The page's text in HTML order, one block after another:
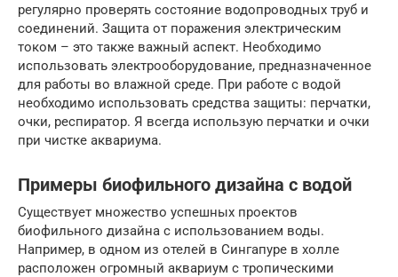
регулярно проверять состояние водопроводных труб и
соединений. Защита от поражения электрическим
током – это также важный аспект. Необходимо
использовать электрооборудование, предназначенное
для работы во влажной среде. При работе с водой
необходимо использовать средства защиты: перчатки,
очки, респиратор. Я всегда использую перчатки и очки
при чистке аквариума.
Примеры биофильного дизайна с водой
Существует множество успешных проектов
биофильного дизайна с использованием воды.
Например, в одном из отелей в Сингапуре в холле
расположен огромный аквариум с тропическими